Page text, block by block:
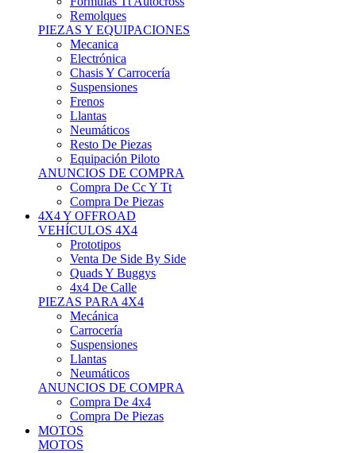
PIEZAS Y EQUIPACIONES
Mecanica
Electrónica
Chasis Y Carrocería
Suspensiones
Frenos
Llantas
Neumáticos
Resto De Piezas
Equipación Piloto
ANUNCIOS DE COMPRA
Compra De Cc Y Tt
Compra De Piezas
4X4 Y OFFROAD
VEHÍCULOS 4X4
Prototipos
Venta De Side By Side
Quads Y Buggys
4x4 De Calle
PIEZAS PARA 4X4
Mecánica
Carrocería
Suspensiones
Llantas
Neumáticos
ANUNCIOS DE COMPRA
Compra De 4x4
Compra De Piezas
MOTOS
MOTOS
Motos De Circuito